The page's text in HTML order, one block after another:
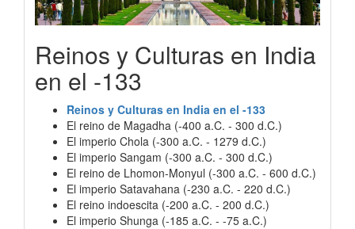
Reinos y Culturas en India
en el -133
Reinos y Culturas en India en el -133
El reino de Magadha (-400 a.C. - 300 d.C.)
El imperio Chola (-300 a.C. - 1279 d.C.)
El imperio Sangam (-300 a.C. - 300 d.C.)
El reino de Lhomon-Monyul (-300 a.C. - 600 d.C.)
El imperio Satavahana (-230 a.C. - 220 d.C.)
El reino indoescita (-200 a.C. - 200 d.C.)
El imperio Shunga (-185 a.C. - -75 a.C.)